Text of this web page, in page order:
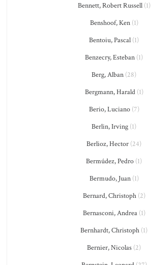
Bennett, Robert Russell(1)
Benshoof, Ken(1)
Bentoiu, Pascal (1)
Benzecry, Esteban (1)
Berg, Alban (28)
Bergmann, Harald(1)
Berio, Luciano(7)
Berlin, Irving (1)
Berlioz, Hector (24)
Bermúdez, Pedro (1)
Bermudo, Juan(1)
Bernard, Christoph(2)
Bernasconi, Andrea(1)
Bernhardt, Christoph (1)
Bernier, Nicolas (2)